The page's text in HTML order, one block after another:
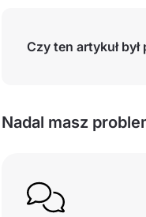
Czy ten artykuł
Nadal masz